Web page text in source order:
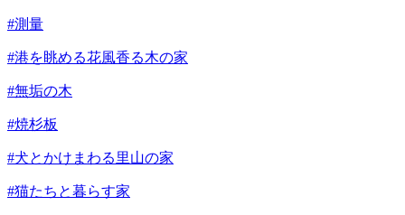
#測量
#港を眺める花風香る木の家
#無垢の木
#焼杉板
#犬とかけまわる里山の家
#猫たちと暮らす家